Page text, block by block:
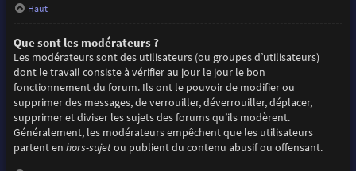
Haut
Que sont les modérateurs ?
Les modérateurs sont des utilisateurs (ou groupes d’utilisateurs)
dont le travail consiste à vérifier au jour le jour le bon
fonctionnement du forum. Ils ont le pouvoir de modifier ou
supprimer des messages, de verrouiller, déverrouiller, déplacer,
supprimer et diviser les sujets des forums qu’ils modèrent.
Généralement, les modérateurs empêchent que les utilisateurs
partent en hors-sujetou publient du contenu abusif ou offensant.